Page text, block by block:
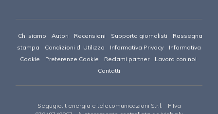
Chi siamo Autori Recensioni Supporto giornalisti
Rassegna
stampa
Condizioni di Utilizzo Informativa Privacy
Informativa
Cookie
Preferenze Cookie Reclami partner
Lavora con noi
Contatti
Segugio.it energia e telecomunicazioni S.r.l. - P.Iva